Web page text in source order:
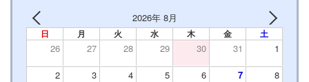
2026年 8月
日 月 火 水 木 金 土
26 27 28 29 30 31 1
2 3 4 5 6 7 8